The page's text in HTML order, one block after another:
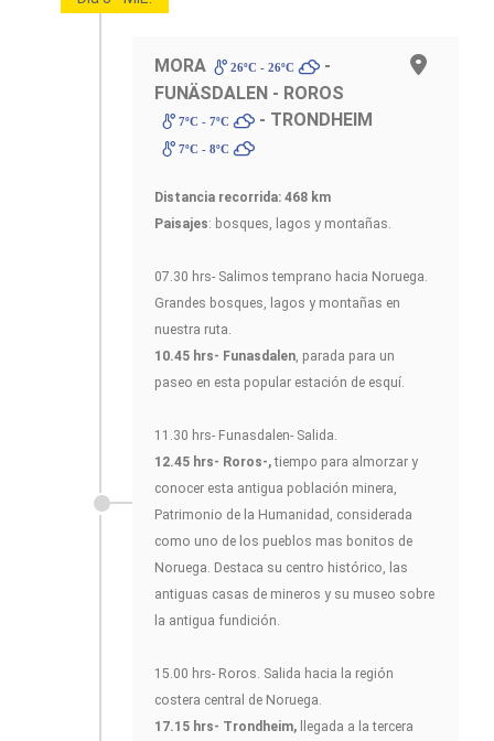
MORA 26ºC - 26ºC
-
FUNÄSDALEN - ROROS
7ºC - 7ºC - TRONDHEIM
7ºC - 8ºC
Distancia recorrida: 468 km
Paisajes: bosques, lagos y montañas.
07.30 hrs- Salimos temprano hacia Noruega.
Grandes bosques, lagos y montañas en
nuestra ruta.
10.45 hrs- Funasdalen, parada para un
paseo en esta popular estación de esquí.
11.30 hrs- Funasdalen- Salida.
12.45 hrs- Roros-,tiempo para almorzar y
conocer esta antigua población minera,
Patrimonio de la Humanidad, considerada
como uno de los pueblos mas bonitos de
Noruega. Destaca su centro histórico, las
antiguas casas de mineros y su museo sobre
la antigua fundición.
15.00 hrs- Roros. Salida hacia la región
costera central de Noruega.
17.15 hrs- Trondheim, llegada a la tercera